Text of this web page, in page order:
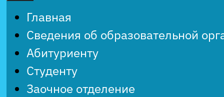
Главная
Сведения об образовательной
Абитуриенту
Студенту
Заочное отделение